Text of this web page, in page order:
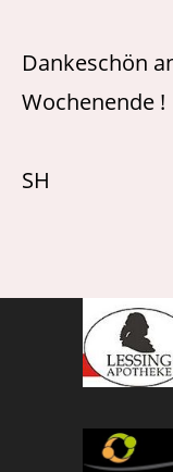
Dankeschön
Wochenende !
SH